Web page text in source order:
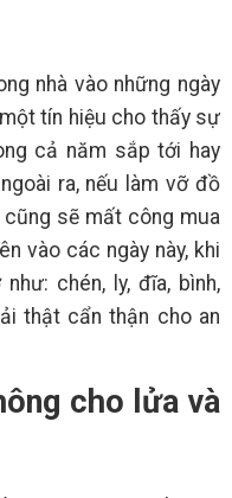
nhà vào những ngày
tín hiệu cho thấy sự
cả năm sắp tới hay
ra, nếu làm vỡ đồ
sẽ mất công mua
vào các ngày này, khi
chén, ly, đĩa, bình,
thật cẩn thận cho an
cho lửa và